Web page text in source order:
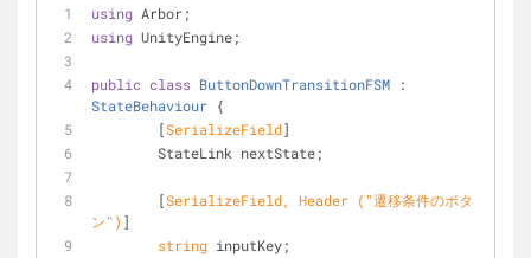
using Arbor;
using UnityEngine;
public class ButtonDownTransitionFSM
StateBehaviour {
	[
SerializeField]
	StateLink nextState;
	[
SerializeField, Header ( "遷移条件のボタ
ン" ) ]
string inputKey;